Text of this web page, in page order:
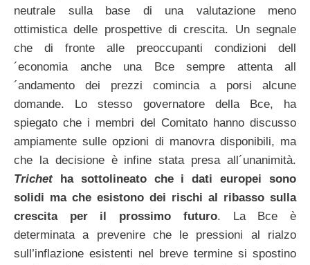
neutrale sulla base di una valutazione meno
ottimistica delle prospettive di crescita. Un segnale
che di fronte alle preoccupanti condizioni dell
´economia anche una Bce sempre attenta all
´andamento dei prezzi comincia a porsi alcune
domande. Lo stesso governatore della Bce, ha
spiegato che i membri del Comitato hanno discusso
ampiamente sulle opzioni di manovra disponibili, ma
che la decisione è infine stata presa all´unanimità.
Trichetha sottolineato che i dati europei sono
solidi ma che esistono dei rischi al ribasso sulla
crescita per il prossimo futuro. La Bce è
determinata a prevenire che le pressioni al rialzo
sull’inflazione esistenti nel breve termine si spostino